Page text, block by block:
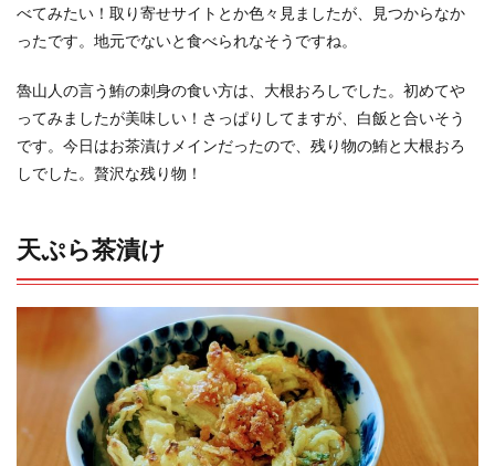
べてみたい！取り寄せサイトとか色々見ましたが、見つからなか
ったです。地元でないと食べられなそうですね。
魯山人の言う鮪の刺身の食い方は、大根おろしでした。初めてや
ってみましたが美味しい！さっぱりしてますが、白飯と合いそう
です。今日はお茶漬けメインだったので、残り物の鮪と大根おろ
しでした。贅沢な残り物！
天ぷら茶漬け